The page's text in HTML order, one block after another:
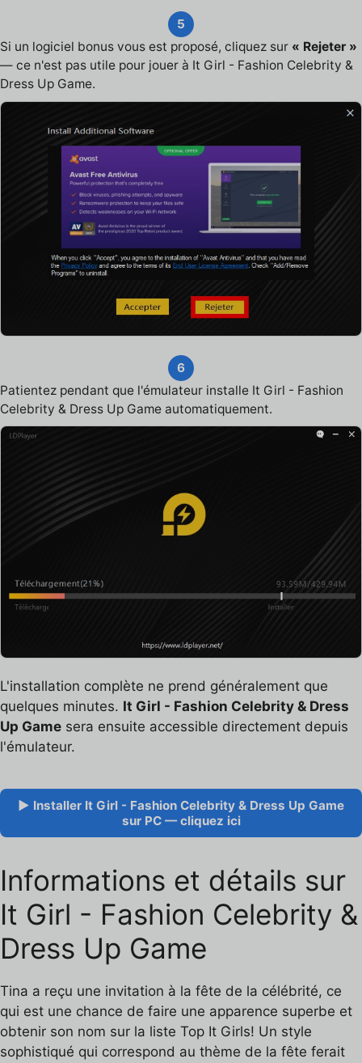
5
Si un logiciel bonus vous est proposé, cliquez sur « Rejeter »
— ce n'est pas utile pour jouer à It Girl - Fashion Celebrity &
Dress Up Game.
6
Patientez pendant que l'émulateur installe It Girl - Fashion
Celebrity & Dress Up Game automatiquement.
L'installation complète ne prend généralement que
quelques minutes. It Girl - Fashion Celebrity & Dress
Up Game sera ensuite accessible directement depuis
l'émulateur.
▶ Installer It Girl - Fashion Celebrity & Dress Up Game
sur PC — cliquez ici
Informations et détails sur
It Girl - Fashion Celebrity &
Dress Up Game
Tina a reçu une invitation à la fête de la célébrité, ce
qui est une chance de faire une apparence superbe et
obtenir son nom sur la liste Top It Girls! Un style
sophistiqué qui correspond au thème de la fête ferait